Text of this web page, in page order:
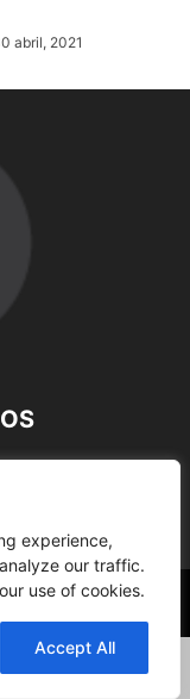
experience,
our traffic.
use of cookies.
Accept All
abril, 2021